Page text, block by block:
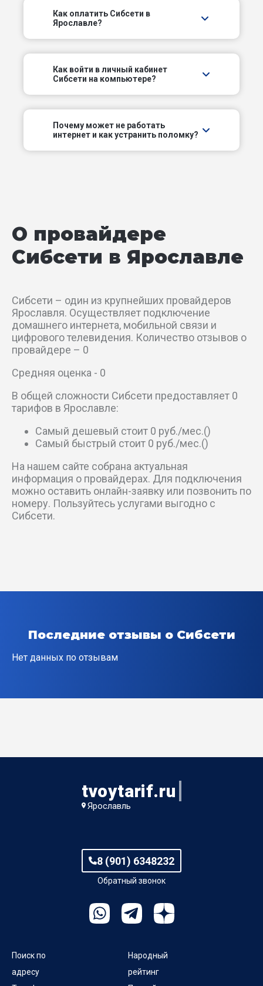
5-й Хуторской пер
6-й Парковый пр-д
6-й Тормозной пер
Архангельский проезд
Гагаринский пер
Глиняный пер
Депутатский пер
Дядьковский проезд
Ильинский пер
Индустриальный пер
Коммунаров пер
Короткий пер
Костромское шоссе
Крупской пер
Ленинградский пр-кт
Мельничное шоссе
Московский пр-кт
Мукомольный пер
Мышкинский проезд
Как оплатить Сибсети в
Ярославле?
Как войти в личный кабинет
Сибсети на компьютере?
Почему может не работать
интернет и как устранить поломку?
О провайдере
Сибсети в Ярославле
Сибсети – один из крупнейших провайдеров
Ярославля. Осуществляет подключение
домашнего интернета, мобильной связи и
цифрового телевидения. Количество отзывов о
провайдере – 0
Средняя оценка - 0
В общей сложности Сибсети предоставляет 0
тарифов в Ярославле:
Самый дешевый стоит 0 руб./мес.()
Самый быстрый стоит 0 руб./мес.()
На нашем сайте собрана актуальная
информация о провайдерах. Для подключения
можно оставить онлайн-заявку или позвонить по
номеру. Пользуйтесь услугами выгодно с
Сибсети.
Последние отзывы о Сибсети
Нет данных по отзывам
tvoytarif.ru
Ярославль
8 (901) 6348232
Обратный звонок
Поиск по
адресу
Народный
рейтинг